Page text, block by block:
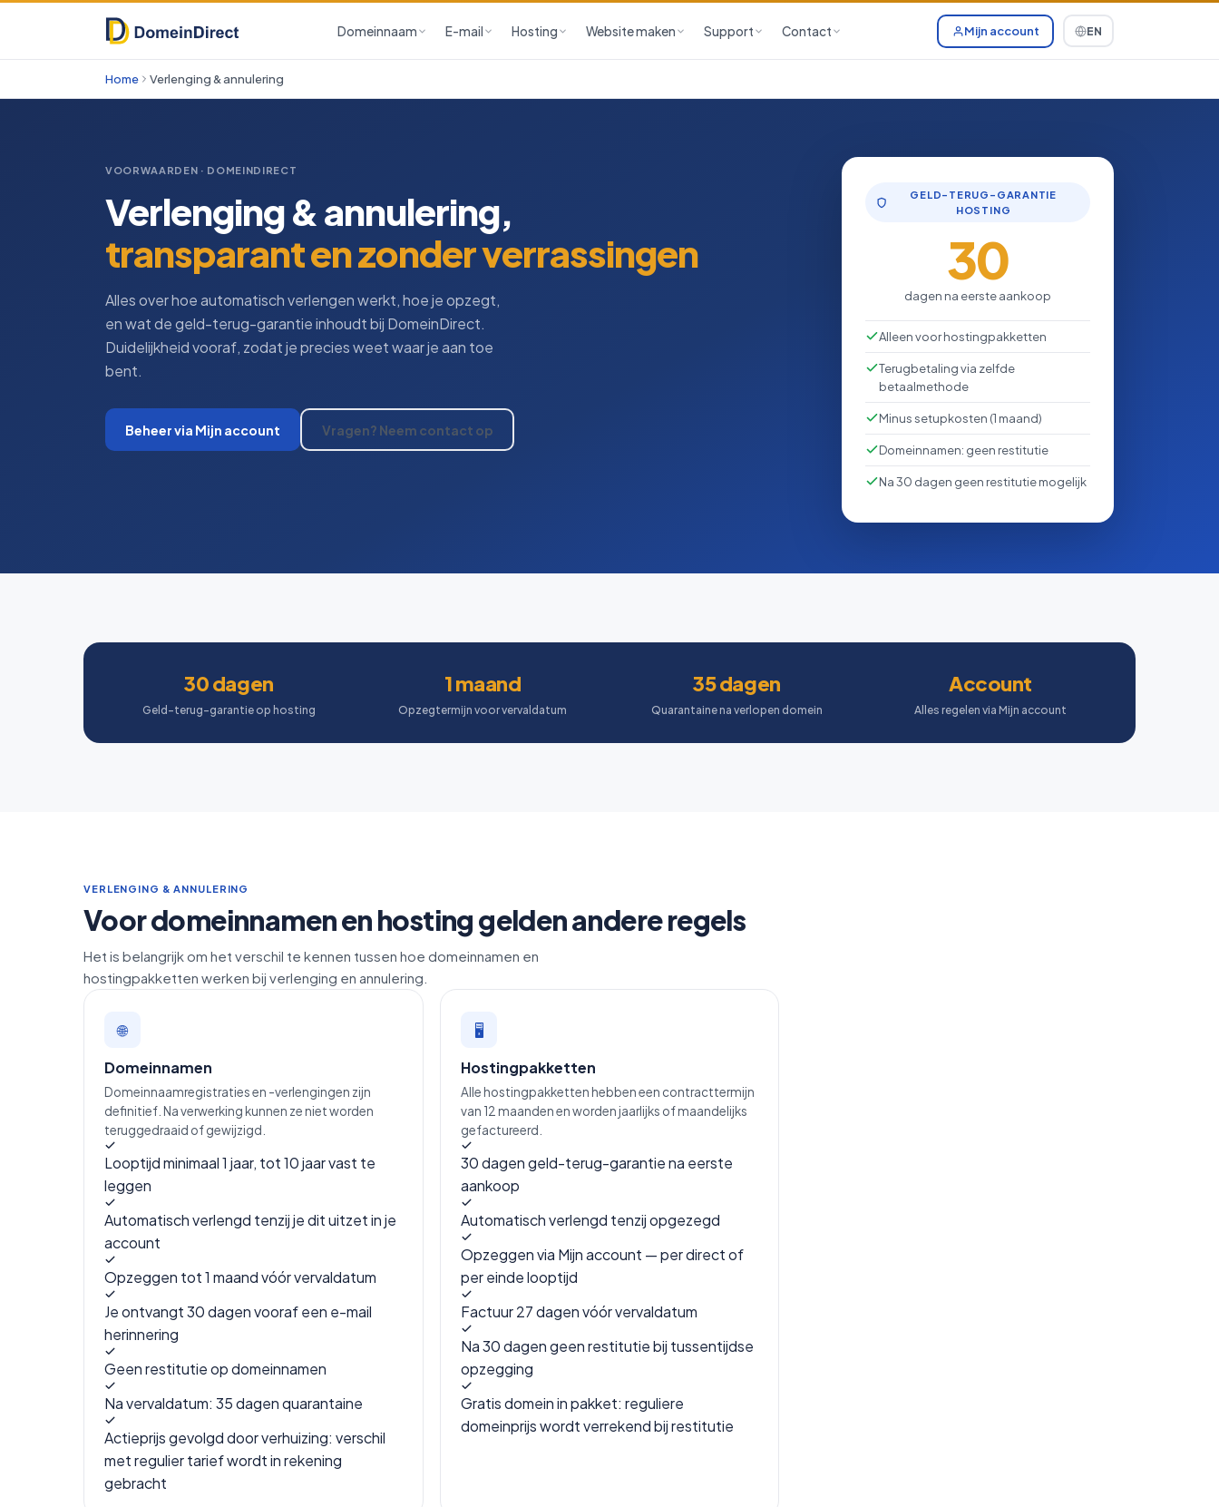
Domeinnaam E-mail Hosting Website maken Support Contact Mijn account EN
Home Verlenging & annulering
VOORWAARDEN · DOMEINDIRECT
Verlenging & annulering,
transparant en zonder verrassingen
Alles over hoe automatisch verlengen werkt, hoe je opzegt,
en wat de geld-terug-garantie inhoudt bij DomeinDirect.
Duidelijkheid vooraf, zodat je precies weet waar je aan toe
bent.
Beheer via Mijn account Vragen? Neem contact op
GELD-TERUG-GARANTIE
HOSTING
30
dagen na eerste aankoop
Alleen voor hostingpakketten
Terugbetaling via zelfde
betaalmethode
Minus setupkosten (1 maand)
Domeinnamen: geen restitutie
Na 30 dagen geen restitutie mogelijk
30 dagen
Geld-terug-garantie op hosting
1 maand
Opzegtermijn voor vervaldatum
35 dagen
Quarantaine na verlopen domein
Account
Alles regelen via Mijn account
VERLENGING & ANNULERING
Voor domeinnamen en hosting gelden andere regels
Het is belangrijk om het verschil te kennen tussen hoe domeinnamen en
hostingpakketten werken bij verlenging en annulering.
🌐
Domeinnamen
Domeinnaamregistraties en -verlengingen zijn
definitief. Na verwerking kunnen ze niet worden
teruggedraaid of gewijzigd.
Looptijd minimaal 1 jaar, tot 10 jaar vast te
leggen
Automatisch verlengd tenzij je dit uitzet in je
account
Opzeggen tot 1 maand vóór vervaldatum
Je ontvangt 30 dagen vooraf een e-mail
herinnering
Geen restitutie op domeinnamen
Na vervaldatum: 35 dagen quarantaine
Actieprijs gevolgd door verhuizing: verschil
met regulier tarief wordt in rekening
gebracht
🖥
Hostingpakketten
Alle hostingpakketten hebben een contracttermijn
van 12 maanden en worden jaarlijks of maandelijks
gefactureerd.
30 dagen geld-terug-garantie na eerste
aankoop
Automatisch verlengd tenzij opgezegd
Opzeggen via Mijn account — per direct of
per einde looptijd
Factuur 27 dagen vóór vervaldatum
Na 30 dagen geen restitutie bij tussentijdse
opzegging
Gratis domein in pakket: reguliere
domeinprijs wordt verrekend bij restitutie